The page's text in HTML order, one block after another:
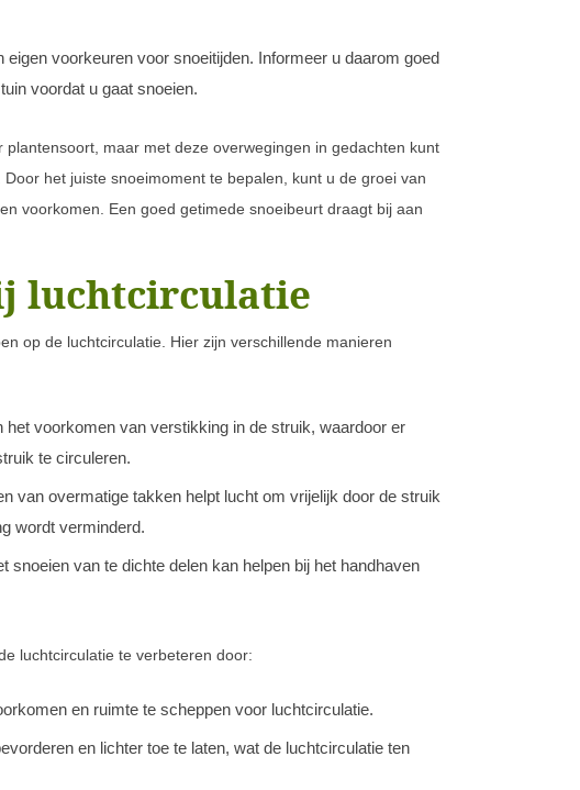
voorkeuren voor snoeitijden. Informeer u daarom goed
voordat u gaat snoeien.
maar met deze overwegingen in gedachten kunt
het juiste snoeimoment te bepalen, kunt u de groei van
voorkomen. Een goed getimede snoeibeurt draagt bij aan
luchtcirculatie
op de luchtcirculatie. Hier zijn verschillende manieren
voorkomen van verstikking in de struik, waardoor er
te circuleren.
van overmatige takken helpt lucht om vrijelijk door de struik
wordt verminderd.
snoeien van te dichte delen kan helpen bij het handhaven
luchtcirculatie te verbeteren door:
en ruimte te scheppen voor luchtcirculatie.
en lichter toe te laten, wat de luchtcirculatie ten